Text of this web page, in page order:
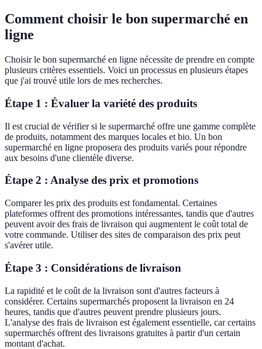
Comment choisir le bon supermarché en
ligne
Choisir le bon supermarché en ligne nécessite de prendre en compte
plusieurs critères essentiels. Voici un processus en plusieurs étapes
que j'ai trouvé utile lors de mes recherches.
Étape 1 : Évaluer la variété des produits
Il est crucial de vérifier si le supermarché offre une gamme complète
de produits, notamment des marques locales et bio. Un bon
supermarché en ligne proposera des produits variés pour répondre
aux besoins d'une clientèle diverse.
Étape 2 : Analyse des prix et promotions
Comparer les prix des produits est fondamental. Certaines
plateformes offrent des promotions intéressantes, tandis que d'autres
peuvent avoir des frais de livraison qui augmentent le coût total de
votre commande. Utiliser des sites de comparaison des prix peut
s'avérer utile.
Étape 3 : Considérations de livraison
La rapidité et le coût de la livraison sont d'autres facteurs à
considérer. Certains supermarchés proposent la livraison en 24
heures, tandis que d'autres peuvent prendre plusieurs jours.
L'analyse des frais de livraison est également essentielle, car certains
supermarchés offrent des livraisons gratuites à partir d'un certain
montant d'achat.